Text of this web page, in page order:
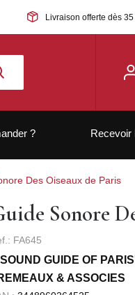
Livraison offerte dès
? Recevoir
Des Oiseaux de Paris
Sonore
FA645
GUIDE OF
& ASSOCIES